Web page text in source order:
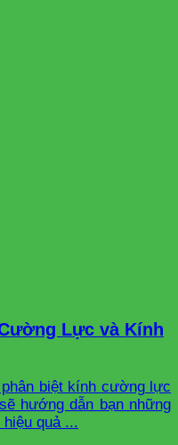
Lực và Kính
biệt kính cường lực
hướng dẫn bạn những
quả ...